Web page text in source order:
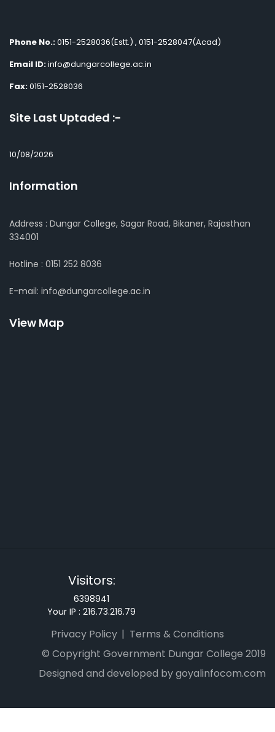
Phone No.:0151-2528036(Estt.) , 0151-2528047(Acad)
Email ID:info@dungarcollege.ac.in
Fax:0151-2528036
Site Last Uptaded :-
10/08/2026
Information
Address : Dungar College, Sagar Road, Bikaner, Rajasthan
334001
Hotline : 0151 252 8036
E-mail: info@dungarcollege.ac.in
View Map
Visitors:
6398941
Your IP : 216.73.216.79
Privacy Policy
Terms & Conditions
© Copyright Government Dungar College 2019
Designed and developed by goyalinfocom.com